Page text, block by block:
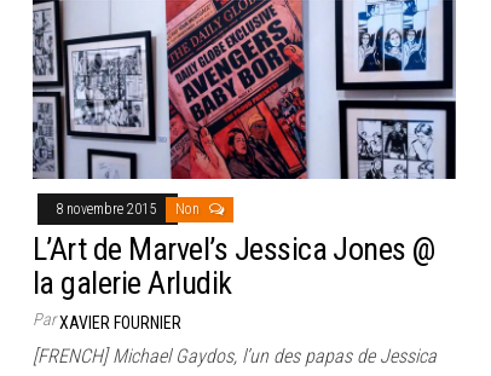
8 novembre 2015 Non
L’Art de Marvel’s Jessica Jones @
la galerie Arludik
ParXAVIER FOURNIER
[FRENCH] Michael Gaydos, l’un des papas de Jessica